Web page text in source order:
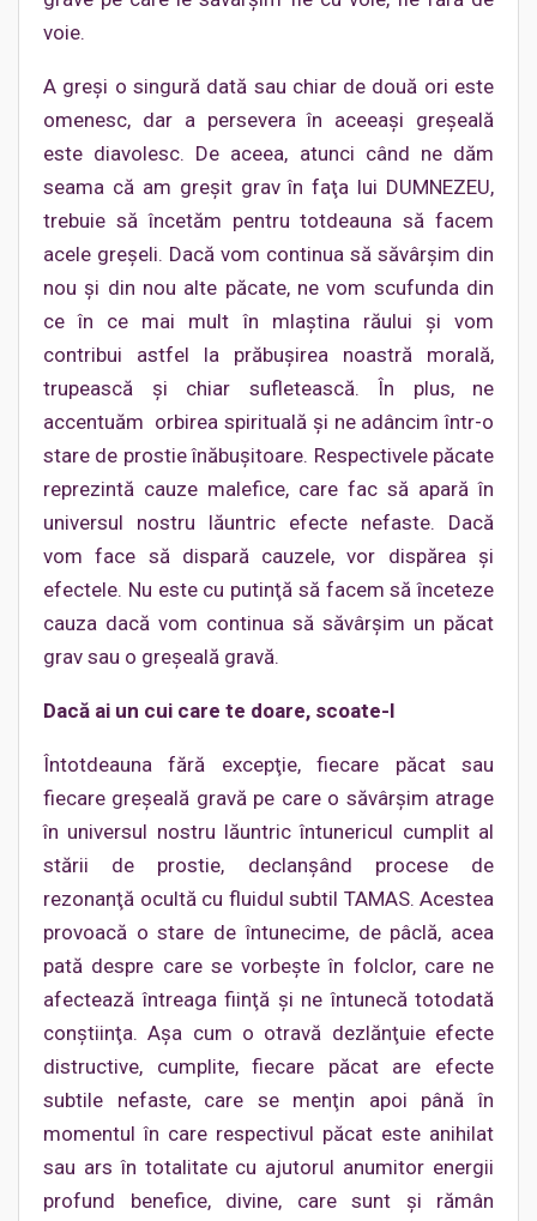
voie.
A greşi o singură dată sau chiar de două ori este
omenesc, dar a persevera în aceeaşi greşeală
este diavolesc. De aceea, atunci când ne dăm
seama că am greşit grav în faţa lui DUMNEZEU,
trebuie să încetăm pentru totdeauna să facem
acele greşeli. Dacă vom continua să săvârşim din
nou şi din nou alte păcate, ne vom scufunda din
ce în ce mai mult în mlaştina răului şi vom
contribui astfel la prăbuşirea noastră morală,
trupească şi chiar sufletească. În plus, ne
accentuăm orbirea spirituală şi ne adâncim într-o
stare de prostie înăbuşitoare. Respectivele păcate
reprezintă cauze malefice, care fac să apară în
universul nostru lăuntric efecte nefaste. Dacă
vom face să dispară cauzele, vor dispărea şi
efectele. Nu este cu putinţă să facem să înceteze
cauza dacă vom continua să săvârşim un păcat
grav sau o greşeală gravă.
Dacă ai un cui care te doare, scoate-l
Întotdeauna fără excepţie, fiecare păcat sau
fiecare greşeală gravă pe care o săvârşim atrage
în universul nostru lăuntric întunericul cumplit al
stării de prostie, declanşând procese de
rezonanţă ocultă cu fluidul subtil TAMAS. Acestea
provoacă o stare de întunecime, de pâclă, acea
pată despre care se vorbeşte în folclor, care ne
afectează întreaga fiinţă şi ne întunecă totodată
conştiinţa. Aşa cum o otravă dezlănţuie efecte
distructive, cumplite, fiecare păcat are efecte
subtile nefaste, care se menţin apoi până în
momentul în care respectivul păcat este anihilat
sau ars în totalitate cu ajutorul anumitor energii
profund benefice, divine, care sunt şi rămân